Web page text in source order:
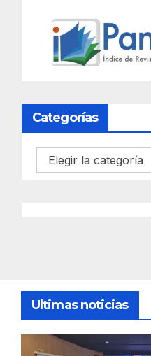
Categorías
Categorías
Ultimas noticias